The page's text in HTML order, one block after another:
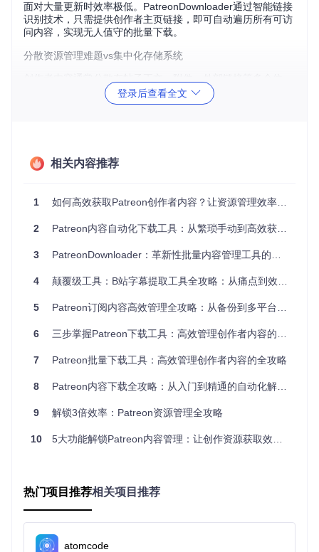
面对大量更新时效率极低。PatreonDownloader通过智能链接
识别技术，只需提供创作者主页链接，即可自动遍历所有可访
问内容，实现无人值守的批量下载。
分散资源管理难题vs集中化存储系统
置，传统管理方式容易造成文件混乱。本工具采用结构化存储
设计，自动按创作者、发布日期、内容类型分类保存，使资源
操作类
型
传统方式
单篇内
5-8分钟/篇（含打
10秒/篇（自动
30
载100
8-12小时 15-30分钟
0%
资源分
自动按规则分
50
零门槛上手：3分钟启动自动下载
准备工作
确保你的系统满足以下要求：
Windows 10 1903及更新版本
或Linux系统（需OpenSSL 1.1.1及以上）
获取工具
打开终端，进入工具目录
执行基础下载命令：
PatreonDownloader.App.exe --url "你的Patreon页面链接"
工具将自动开始内容识别和下载，进度实时显示在终端中
登录后查看全文
相关内容推荐
1 如何高效获取Patreon创作者内容？让资源管理效率提升200%的工具使用指南
2 Patreon内容自动化下载工具：从繁琐手动到高效获取的完整指南
3 PatreonDownloader：革新性批量内容管理工具的零门槛应用指南
4 颠覆级工具：B站字幕提取工具全攻略：从痛点到效率革命
5 Patreon订阅内容高效管理全攻略：从备份到多平台资源整合的技术实践
6 三步掌握Patreon下载工具：高效管理创作者内容的完整指南
7 Patreon批量下载工具：高效管理创作者内容的全攻略
8 Patreon内容下载全攻略：从入门到精通的自动化解决方案
9 解锁3倍效率：Patreon资源管理全攻略
10 5大功能解锁Patreon内容管理：让创作资源获取效率提升300%
热门项目推荐相关项目推荐
atomcode